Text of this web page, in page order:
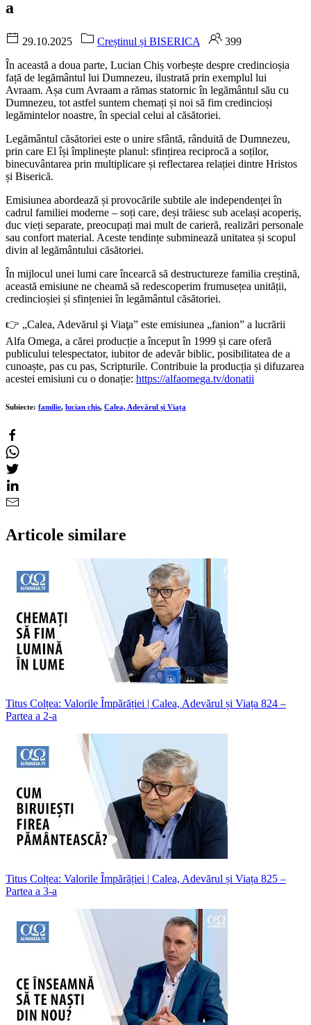
a
29.10.2025 Creștinul și BISERICA
399
În această a doua parte, Lucian Chiș vorbește despre credincioșia
față de legământul lui Dumnezeu, ilustrată prin exemplul lui
Avraam. Așa cum Avraam a rămas statornic în legământul său cu
Dumnezeu, tot astfel suntem chemați și noi să fim credincioși
legămintelor noastre, în special celui al căsătoriei.
Legământul căsătoriei este o unire sfântă, rânduită de Dumnezeu,
prin care El își împlinește planul: sfințirea reciprocă a soților,
binecuvântarea prin multiplicare și reflectarea relației dintre Hristos
și Biserică.
Emisiunea abordează și provocările subtile ale independenței în
cadrul familiei moderne – soți care, deși trăiesc sub același acoperiș,
duc vieți separate, preocupați mai mult de carieră, realizări personale
sau confort material. Aceste tendințe subminează unitatea și scopul
divin al legământului căsătoriei.
În mijlocul unei lumi care încearcă să destructureze familia creștină,
această emisiune ne cheamă să redescoperim frumusețea unității,
credincioșiei și sfințeniei în legământul căsătoriei.
👉 „Calea, Adevărul şi Viaţa” este emisiunea „fanion” a lucrării
Alfa Omega, a cărei producție a început în 1999 și care oferă
publicului telespectator, iubitor de adevăr biblic, posibilitatea de a
cunoaște, pas cu pas, Scripturile. Contribuie la producția și difuzarea
acestei emisiuni cu o donație: https://alfaomega.tv/donatii
Subiecte: familie, lucian chis, Calea, Adevărul și Viața
Articole similare
Titus Colțea: Valorile Împărăției | Calea, Adevărul și Viața 824 –
Partea a 2-a
Titus Colțea: Valorile Împărăției | Calea, Adevărul și Viața 825 –
Partea a 3-a